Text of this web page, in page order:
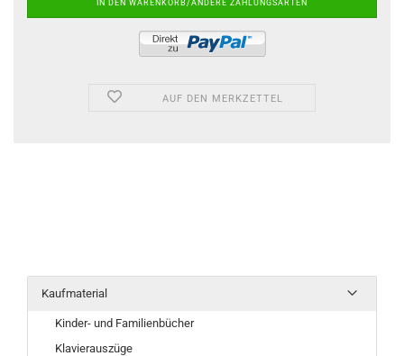
AUF DEN MERKZETTEL
Kaufmaterial
Kinder- und Familienbücher
Klavierauszüge